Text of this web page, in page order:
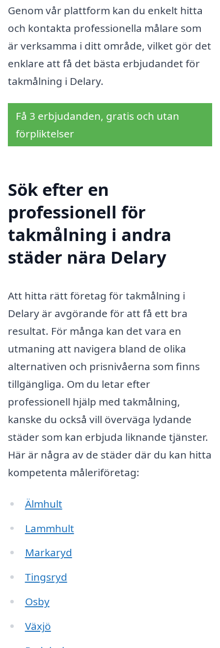
Genom vår plattform kan du enkelt hitta
och kontakta professionella målare som
är verksamma i ditt område, vilket gör det
enklare att få det bästa erbjudandet för
takmålning i Delary.
Få 3 erbjudanden, gratis och utan
förpliktelser
Sök efter en
professionell för
takmålning i andra
städer nära Delary
Att hitta rätt företag för takmålning i
Delary är avgörande för att få ett bra
resultat. För många kan det vara en
utmaning att navigera bland de olika
alternativen och prisnivåerna som finns
tillgängliga. Om du letar efter
professionell hjälp med takmålning,
kanske du också vill överväga lydande
städer som kan erbjuda liknande tjänster.
Här är några av de städer där du kan hitta
kompetenta måleriföretag:
Älmhult
Lammhult
Markaryd
Tingsryd
Osby
Växjö